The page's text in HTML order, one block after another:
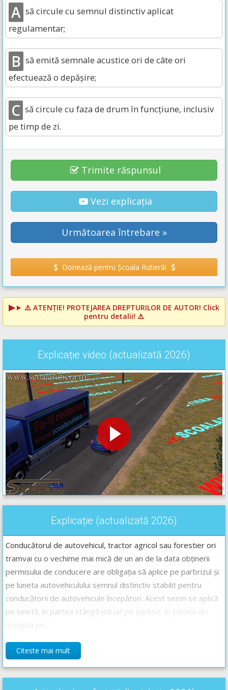
A să circule cu semnul distinctiv aplicat
regulamentar;
B să emită semnale acustice ori de câte ori
efectuează o depășire;
C să circule cu faza de drum în funcțiune, inclusiv
pe timp de zi.
Trimite răspunsul
Vezi explicația
Următoarea întrebare »
Donează pentru Școala Rutieră!
⚠️ ATENȚIE! PROTEJAREA DREPTURILOR DE AUTOR! Click
pentru detalii! ⚠️
Explicație video (actualizată 2026)
Explicație (actualizată 2026)
Conducătorul de autovehicul, tractor agricol sau forestier ori
tramvai cu o vechime mai mică de un an de la data obținerii
permisului de conducere are obligația să aplice pe parbrizul și
pe luneta autovehiculului semnul distinctiv stabilit pentru
conducătorii de autovehicule începători. Acest semn se aplică
pe lunetă, în partea stângă jos iar pe parbriz, în partea din
Aceștia mai au și obligația de a circula, în afara localităților, cu
20 km/h mai puțin decât viteza maximă admisă pentru
categoria din care face parte autovehiculul condus. De
Citeste mai mult